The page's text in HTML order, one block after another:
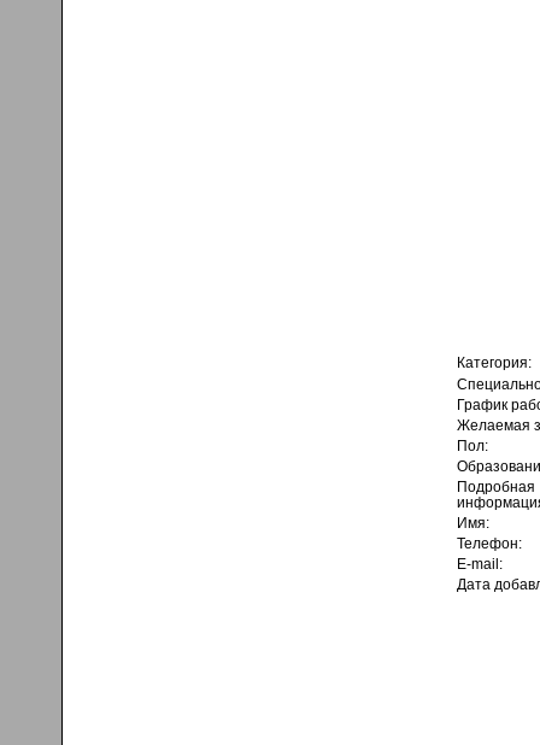
Категория:
График
Желаемая
Пол:
Подробная
Имя:
Телефон:
E-mail:
Дата